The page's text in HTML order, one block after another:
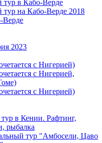
тур в Кабо-Верде
тур на Кабо-Верде 2018
Верде
2023
с Нигерией)
с Нигерией,
с Нигерией)
в Кении. Рафтинг,
рыбалка
тур "Амбосели, Цаво